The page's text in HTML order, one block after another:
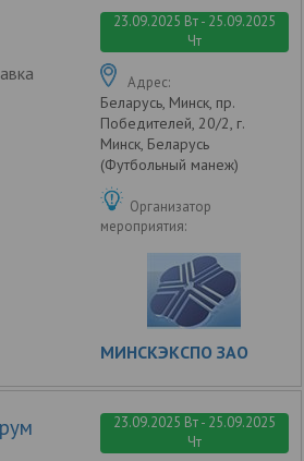
23.09.2025 Вт - 25.09.2025
Чт
Адрес:
Беларусь, Минск, пр.
Победителей, 20/2, г.
Минск, Беларусь
(Футбольный манеж)
Организатор
мероприятия:
МИНСКЭКСПО ЗАО
23.09.2025 Вт - 25.09.2025
Чт